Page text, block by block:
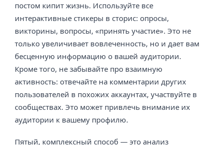
постом кипит жизнь. Используйте все
интерактивные стикеры в сторис: опросы,
викторины, вопросы, «принять участие». Это не
только увеличивает вовлеченность, но и дает вам
бесценную информацию о вашей аудитории.
Кроме того, не забывайте про взаимную
активность: отвечайте на комментарии других
пользователей в похожих аккаунтах, участвуйте в
сообществах. Это может привлечь внимание их
аудитории к вашему профилю.
Пятый, комплексный способ — это анализ